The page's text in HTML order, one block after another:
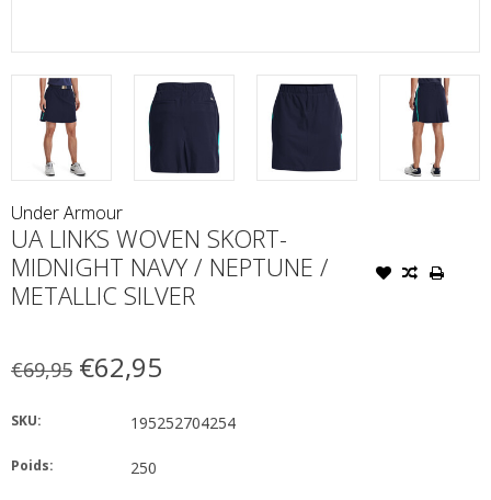
Under Armour
UA LINKS WOVEN SKORT-
MIDNIGHT NAVY / NEPTUNE /
METALLIC SILVER
€69,95 €62,95
SKU: 195252704254
Poids: 250